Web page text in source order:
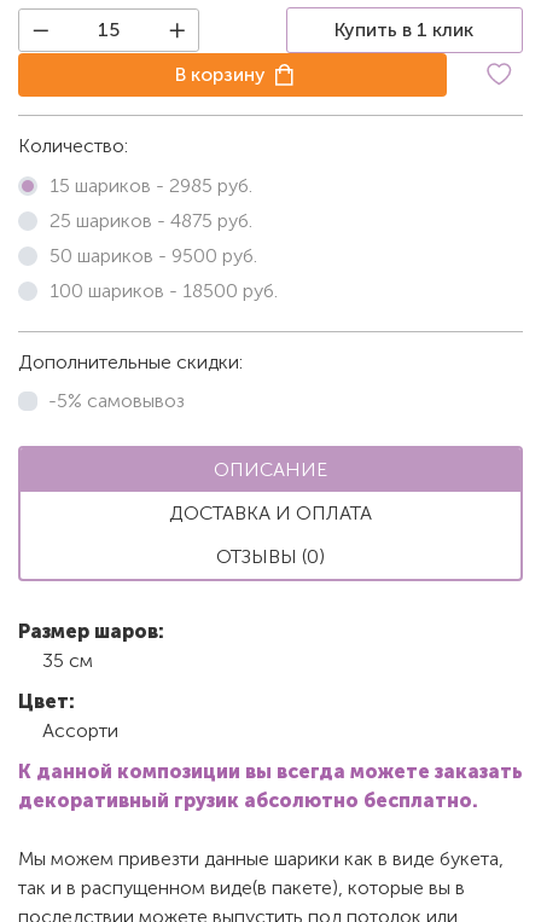
Купить в 1 клик
В корзину
Количество:
15 шариков - 2985 руб.
25 шариков - 4875 руб.
50 шариков - 9500 руб.
100 шариков - 18500 руб.
Дополнительные скидки:
-5% самовывоз
ОПИСАНИЕ
ДОСТАВКА И ОПЛАТА
ОТЗЫВЫ (0)
Размер шаров:
35 см
Цвет:
Ассорти
К данной композиции вы всегда можете заказать
декоративный грузик абсолютно бесплатно.
Мы можем привезти данные шарики как в виде букета,
так и в распущенном виде(в пакете), которые вы в
последствии можете выпустить под потолок или